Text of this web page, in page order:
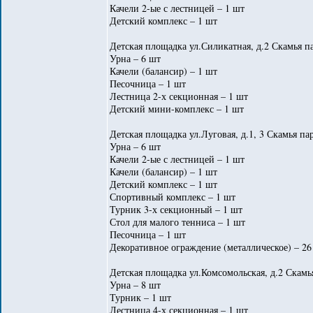
Качели 2-ые с лестницей – 1 шт
Детский комплекс – 1 шт
Детская площадка ул.Силикатная, д.2 Скамья
Урна – 6 шт
Качели (балансир) – 1 шт
Песочница – 1 шт
Лестница 2-х секционная – 1 шт
Детский мини-комплекс – 1 шт
Детская площадка ул.Луговая, д.1, 3 Скамья
Урна – 6 шт
Качели 2-ые с лестницей – 1 шт
Качели (балансир) – 1 шт
Детский комплекс – 1 шт
Спортивный комплекс – 1 шт
Турник 3-х секционный – 1 шт
Стол для малого тенниса – 1 шт
Песочница – 1 шт
Декоративное ограждение (металлическое) –
Детская площадка ул.Комсомольская, д.2
Урна – 8 шт
Турник – 1 шт
Лестница 4-х секционная – 1 шт